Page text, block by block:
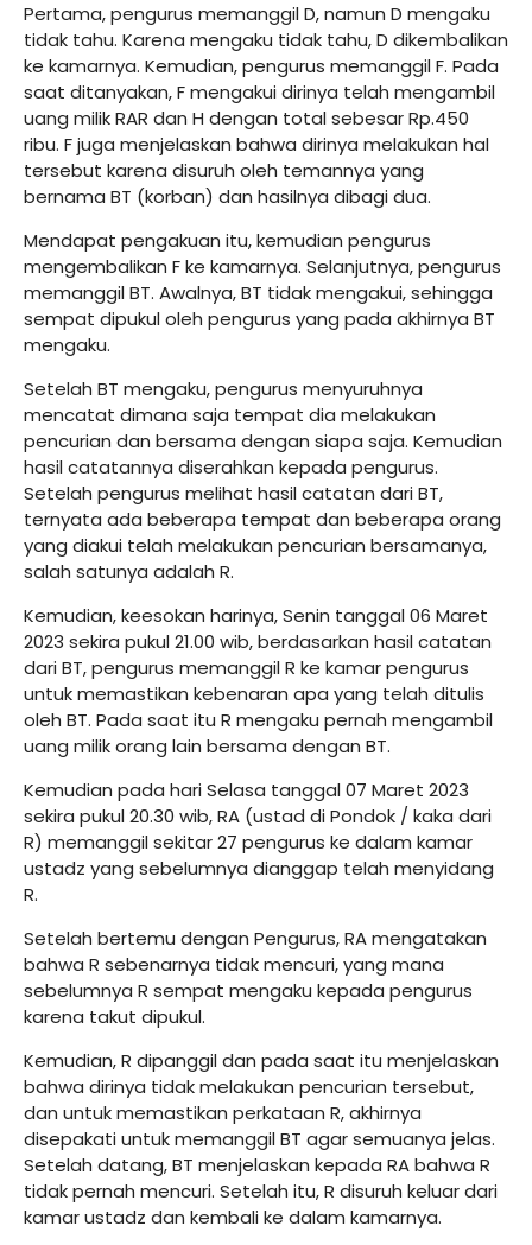
Pertama, pengurus memanggil D, namun D mengaku
tidak tahu. Karena mengaku tidak tahu, D dikembalikan
ke kamarnya. Kemudian, pengurus memanggil F. Pada
saat ditanyakan, F mengakui dirinya telah mengambil
uang milik RAR dan H dengan total sebesar Rp.450
ribu. F juga menjelaskan bahwa dirinya melakukan hal
tersebut karena disuruh oleh temannya yang
bernama BT (korban) dan hasilnya dibagi dua.
Mendapat pengakuan itu, kemudian pengurus
mengembalikan F ke kamarnya. Selanjutnya, pengurus
memanggil BT. Awalnya, BT tidak mengakui, sehingga
sempat dipukul oleh pengurus yang pada akhirnya BT
mengaku.
Setelah BT mengaku, pengurus menyuruhnya
mencatat dimana saja tempat dia melakukan
pencurian dan bersama dengan siapa saja. Kemudian
hasil catatannya diserahkan kepada pengurus.
Setelah pengurus melihat hasil catatan dari BT,
ternyata ada beberapa tempat dan beberapa orang
yang diakui telah melakukan pencurian bersamanya,
salah satunya adalah R.
Kemudian, keesokan harinya, Senin tanggal 06 Maret
2023 sekira pukul 21.00 wib, berdasarkan hasil catatan
dari BT, pengurus memanggil R ke kamar pengurus
untuk memastikan kebenaran apa yang telah ditulis
oleh BT. Pada saat itu R mengaku pernah mengambil
uang milik orang lain bersama dengan BT.
Kemudian pada hari Selasa tanggal 07 Maret 2023
sekira pukul 20.30 wib, RA (ustad di Pondok / kaka dari
R) memanggil sekitar 27 pengurus ke dalam kamar
ustadz yang sebelumnya dianggap telah menyidang
R.
Setelah bertemu dengan Pengurus, RA mengatakan
bahwa R sebenarnya tidak mencuri, yang mana
sebelumnya R sempat mengaku kepada pengurus
karena takut dipukul.
Kemudian, R dipanggil dan pada saat itu menjelaskan
bahwa dirinya tidak melakukan pencurian tersebut,
dan untuk memastikan perkataan R, akhirnya
disepakati untuk memanggil BT agar semuanya jelas.
Setelah datang, BT menjelaskan kepada RA bahwa R
tidak pernah mencuri. Setelah itu, R disuruh keluar dari
kamar ustadz dan kembali ke dalam kamarnya.